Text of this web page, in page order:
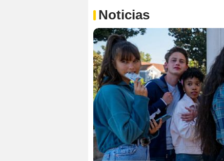
Noticias